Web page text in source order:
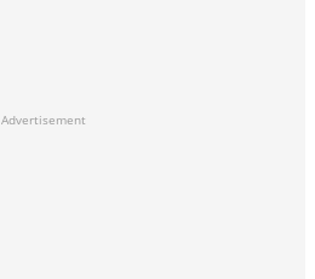
Advertisement